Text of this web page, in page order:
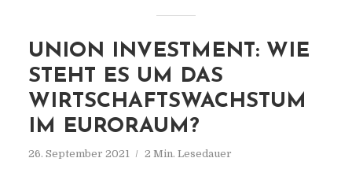
UNION INVESTMENT: WIE
STEHT ES UM DAS
WIRTSCHAFTSWACHSTUM
IM EURORAUM?
26. September 2021 2 Min. Lesedauer